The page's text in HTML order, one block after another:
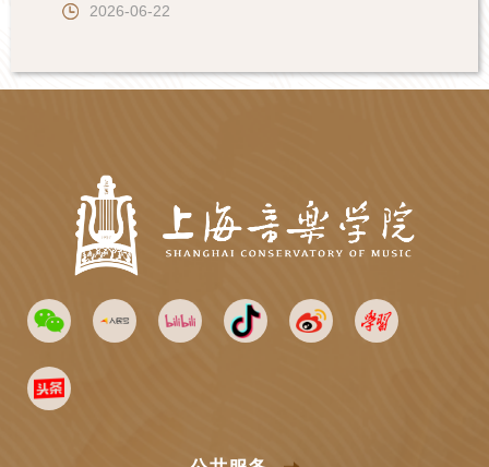
2026-06-22